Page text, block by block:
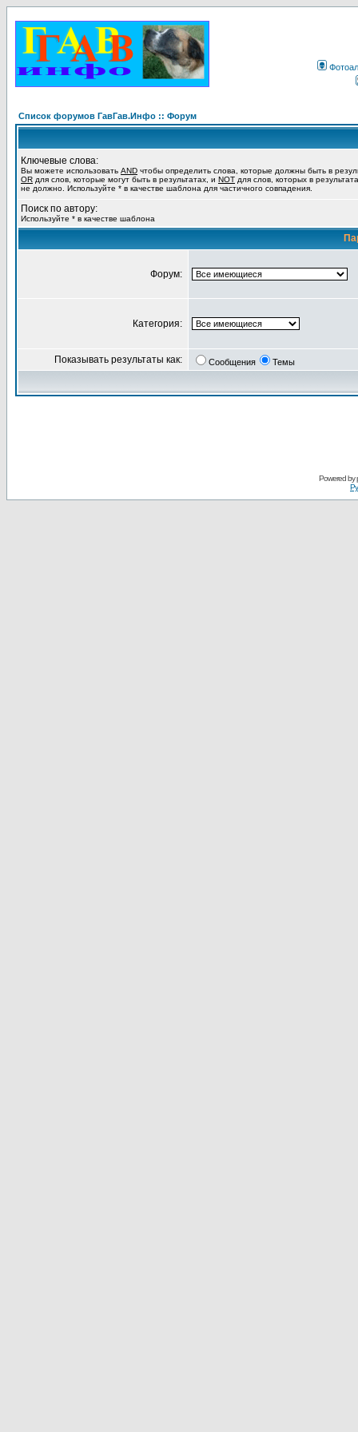
Список форумов ГавГав.Инфо :: Форум
Ключевые слова:
Вы можете использовать AND чтобы определить слова, которые должны быть в
OR для слов, которые могут быть в результатах, и NOT для слов, которых в
не должно. Используйте * в качестве шаблона для частичного совпадения.
Поиск по автору:
Используйте * в качестве шаблона
Форум:
Категория:
Показывать результаты как: Сообщения Темы
Powered by